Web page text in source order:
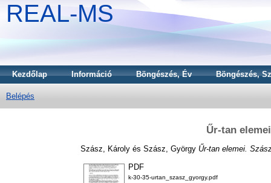
REAL-MS
Kezdőlap Információ Böngészés, Év Böngészés,
Belépés
Űr-tan
Szász, Károly és Szász, György Űr-tan elemei.
PDF
k-30-35-urtan_szasz_gyorgy.pdf